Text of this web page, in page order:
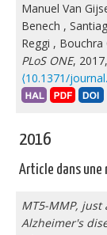
Manuel Van
Benech ,
Reggi , Bouchra
PLoS ONE,
⟨10.1371/
2016
Article dans une
MT5-MMP, just
Alzheimer's